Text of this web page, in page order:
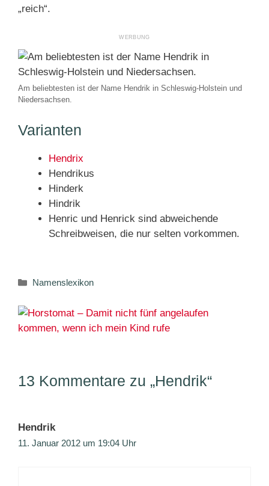
„reich“.
Am beliebtesten ist der Name Hendrik in Schleswig-Holstein und
Niedersachsen.
Varianten
Hendrix
Hendrikus
Hinderk
Hindrik
Henric und Henrick sind abweichende
Schreibweisen, die nur selten vorkommen.
Kategorien
Namenslexikon
13 Kommentare zu „Hendrik“
Hendrik
11. Januar 2012 um 19:04 Uhr